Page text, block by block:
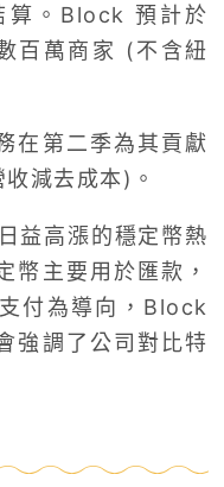
算。Block 預計於
百萬商家 (不含紐
在第二季為其貢獻
減去成本)。
益高漲的穩定幣熱
幣主要用於匯款，
付為導向，Block
強調了公司對比特